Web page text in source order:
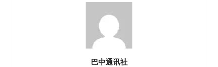
巴中通讯社